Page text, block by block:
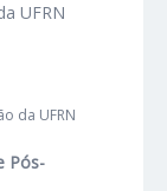
UFRN
da UFRN
Pós-